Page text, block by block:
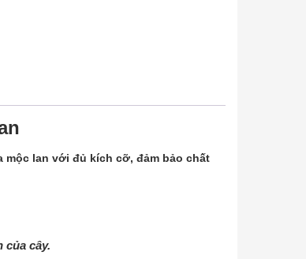
mộc lan với đủ kích cỡ, đảm bảo chất
của cây.